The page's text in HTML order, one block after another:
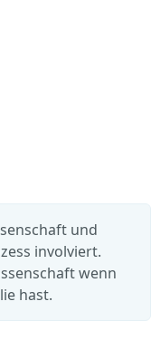
und
involviert.
wenn
hast.